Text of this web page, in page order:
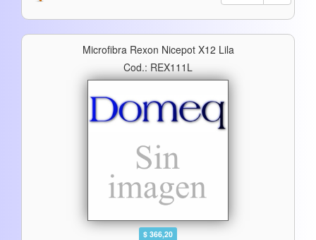
Microfibra Rexon Nicepot X12 Lila
Cod.: REX111L
$ 366,20